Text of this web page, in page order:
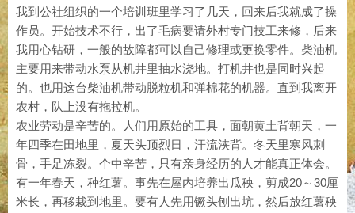
我到公社组织的一个培训班里学习了几天，回来后我就成了操
作员。开始技术不行，出了毛病要请外村专门技工来修，后来
我用心钻研，一般的故障都可以自己修理或更换零件。柴油机
主要用来带动水泵从机井里抽水浇地。打机井也是同时兴起
的。也用这台柴油机带动脱粒机和弹棉花的机器。直到我离开
农村，队上没有拖拉机。
农业劳动是辛苦的。人们用原始的工具，面朝黄土背朝天，一
年四季在田地里，夏天头顶烈日，汗流浃背。冬天里寒风刺
骨，手足冻裂。个中辛苦，只有亲身经历的人才能真正体会。
有一年春天，种红薯。事先在屋内培养出瓜秧，剪成20～30厘
米长，再移栽到地里。要有人先用镢头刨出坑，然后放红薯秧